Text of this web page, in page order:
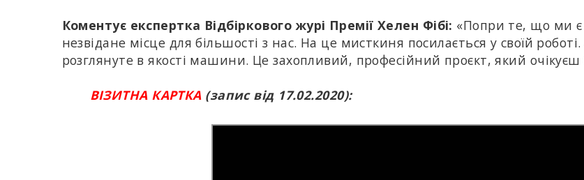
Коментує експертка Відбіркового журі Премії Хелен Фібі: «Попри те, що ми є
незвідане місце для більшості з нас. На це мисткиня посилається у своїй
розглянуте в якості машини. Це захопливий, професійний проєкт, який
ВІЗИТНА КАРТКА (запис від 17.02.2020):